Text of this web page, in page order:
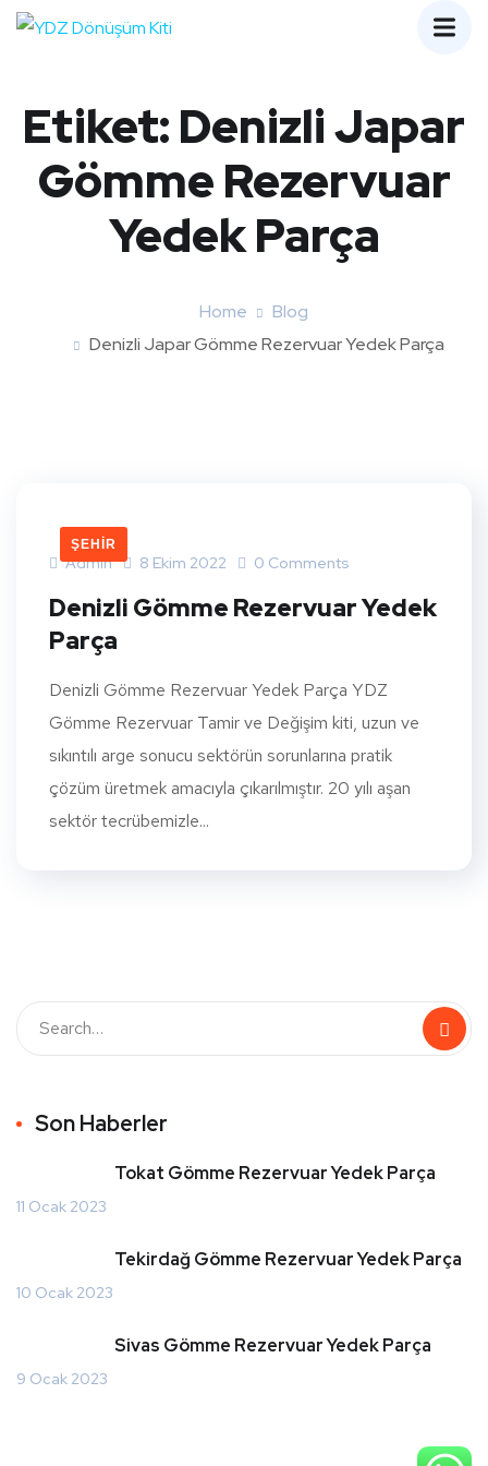
Etiket:Denizli Japar
Gömme Rezervuar
Yedek Parça
Home
Blog
Denizli Japar Gömme Rezervuar Yedek Parça
ŞEHIR
Admin 8 Ekim 2022 0 Comments
Denizli Gömme Rezervuar Yedek
Parça
Denizli Gömme Rezervuar Yedek Parça YDZ
Gömme Rezervuar Tamir ve Değişim kiti, uzun ve
sıkıntılı arge sonucu sektörün sorunlarına pratik
çözüm üretmek amacıyla çıkarılmıştır. 20 yılı aşan
sektör tecrübemizle...
Son Haberler
Tokat Gömme Rezervuar Yedek Parça
11 Ocak 2023
Tekirdağ Gömme Rezervuar Yedek Parça
10 Ocak 2023
Sivas Gömme Rezervuar Yedek Parça
9 Ocak 2023